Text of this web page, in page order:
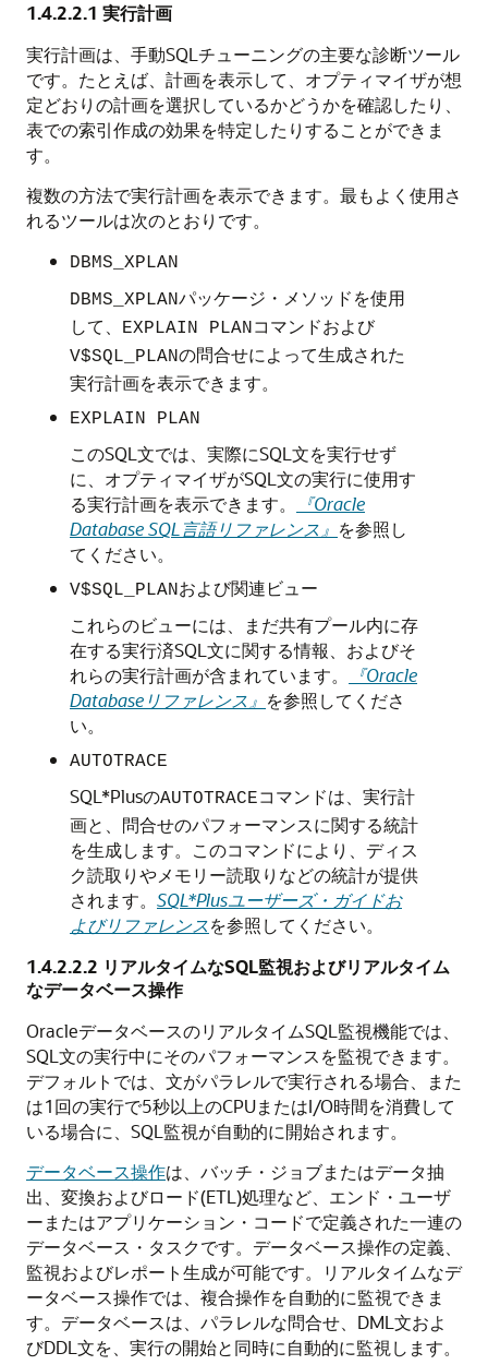
1.4.2.2.1 実行計画
実行計画は、手動SQLチューニングの主要な診断ツール
です。たとえば、計画を表示して、オプティマイザが想
定どおりの計画を選択しているかどうかを確認したり、
表での索引作成の効果を特定したりすることができま
す。
複数の方法で実行計画を表示できます。最もよく使用さ
れるツールは次のとおりです。
DBMS_XPLAN
DBMS_XPLANパッケージ・メソッドを使用
して、
EXPLAIN PLANコマンドおよび
V$SQL_PLANの問合せによって生成された
実行計画を表示できます。
EXPLAIN PLAN
このSQL文では、実際にSQL文を実行せず
に、オプティマイザがSQL文の実行に使用す
る実行計画を表示できます。
『Oracle
Database SQL言語リファレンス』 を参照し
てください。
V$SQL_PLANおよび関連ビュー
これらのビューには、まだ共有プール内に存
在する実行済SQL文に関する情報、およびそ
れらの実行計画が含まれています。
『Oracle
Databaseリファレンス』 を参照してくださ
い。
AUTOTRACE
SQL*PlusのAUTOTRACEコマンドは、実行計
画と、問合せのパフォーマンスに関する統計
を生成します。このコマンドにより、ディス
ク読取りやメモリー読取りなどの統計が提供
されます。 SQL*Plusユーザーズ・ガイドお
よびリファレンスを参照してください。
1.4.2.2.2 リアルタイムなSQL監視およびリアルタイム
なデータベース操作
OracleデータベースのリアルタイムSQL監視機能では、
SQL文の実行中にそのパフォーマンスを監視できます。
デフォルトでは、文がパラレルで実行される場合、また
は1回の実行で5秒以上のCPUまたはI/O時間を消費して
いる場合に、SQL監視が自動的に開始されます。
データベース操作は、バッチ・ジョブまたはデータ抽
出、変換およびロード(ETL)処理など、エンド・ユーザ
ーまたはアプリケーション・コードで定義された一連の
データベース・タスクです。データベース操作の定義、
監視およびレポート生成が可能です。リアルタイムなデ
ータベース操作では、複合操作を自動的に監視できま
す。データベースは、パラレルな問合せ、DML文およ
びDDL文を、実行の開始と同時に自動的に監視します。